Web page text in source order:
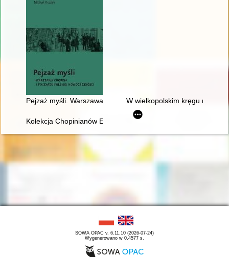
Pejzaż myśli. Warszawa Chopina i początek polskiej
W wielkopolskim kręgu rodziny
Kolekcja Chopinianów Edourda Ganche'a w Krakowie
SOWA OPAC v. 6.11.10 (2026-07-24)
Wygenerowano w 0,4577 s.